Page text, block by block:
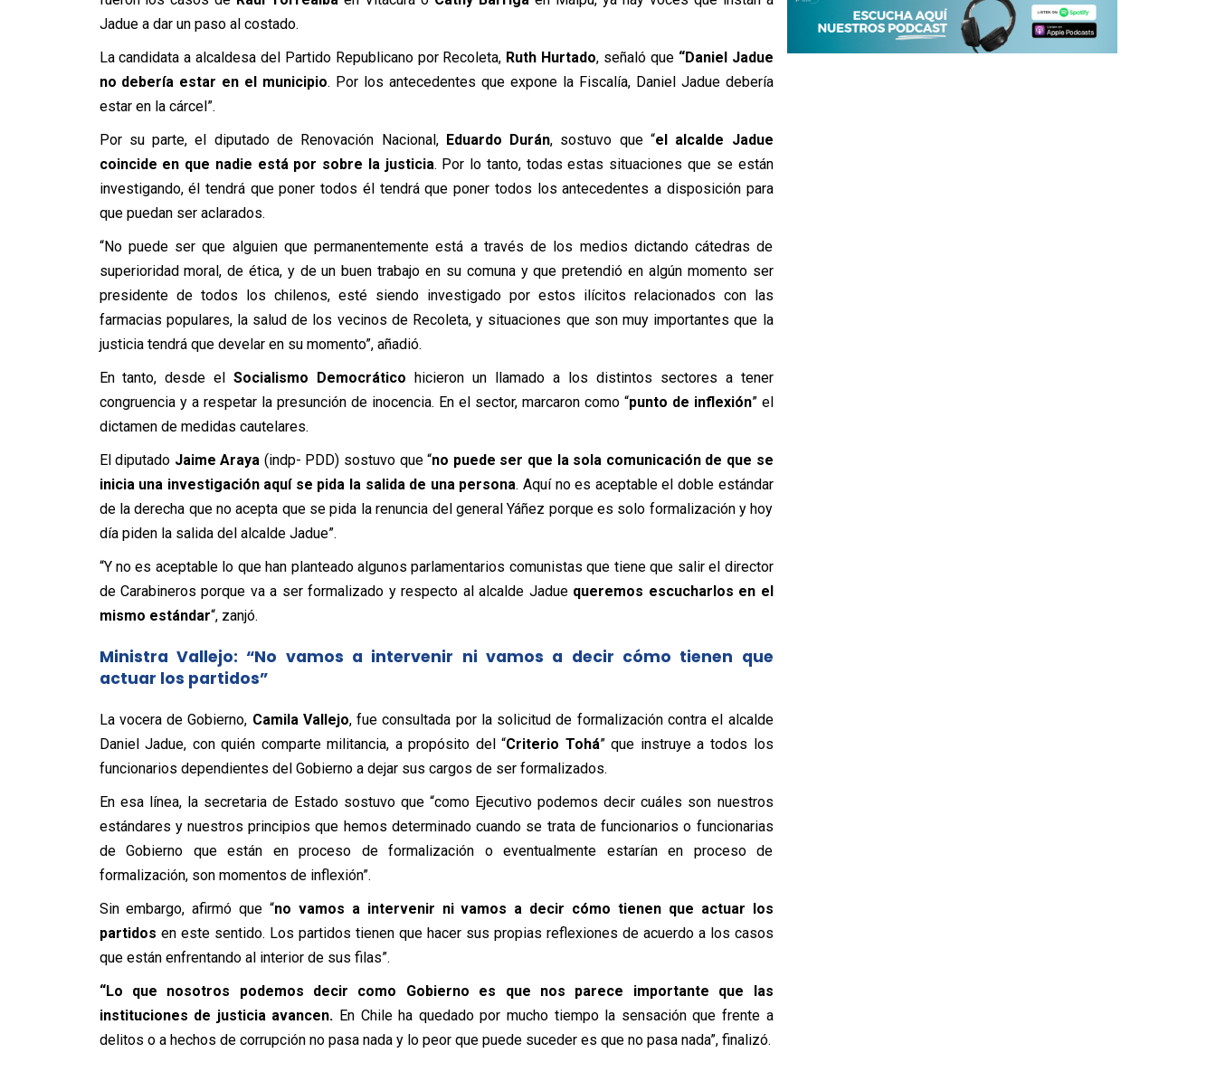
Jadue a dar un paso al costado.
La candidata a alcaldesa del Partido Republicano por Recoleta, Ruth Hurtado, señaló que “Daniel Jadue
no debería estar en el municipio. Por los antecedentes que expone la Fiscalía, Daniel Jadue debería
estar en la cárcel”.
Por su parte, el diputado de Renovación Nacional, Eduardo Durán, sostuvo que “el alcalde Jadue
coincide en que nadie está por sobre la justicia. Por lo tanto, todas estas situaciones que se están
investigando, él tendrá que poner todos él tendrá que poner todos los antecedentes a disposición para
que puedan ser aclarados.
“No puede ser que alguien que permanentemente está a través de los medios dictando cátedras de
superioridad moral, de ética, y de un buen trabajo en su comuna y que pretendió en algún momento ser
presidente de todos los chilenos, esté siendo investigado por estos ilícitos relacionados con las
farmacias populares, la salud de los vecinos de Recoleta, y situaciones que son muy importantes que la
justicia tendrá que develar en su momento”, añadió.
En tanto, desde elSocialismo Democrático hicieron un llamado a los distintos sectores a tener
congruencia y a respetar la presunción de inocencia. En el sector, marcaron como “punto de inflexión” el
dictamen de medidas cautelares.
El diputado Jaime Araya (indp- PDD) sostuvo que “no puede ser que la sola comunicación de que se
inicia una investigación aquí se pida la salida de una persona. Aquí no es aceptable el doble estándar
de la derecha que no acepta que se pida la renuncia del general Yáñez porque es solo formalización y hoy
día piden la salida del alcalde Jadue”.
“Y no es aceptable lo que han planteado algunos parlamentarios comunistas que tiene que salir el director
de Carabineros porque va a ser formalizado y respecto al alcalde Jadue queremos escucharlos en el
mismo estándar“, zanjó.
Ministra Vallejo: “No vamos a intervenir ni vamos a decir cómo tienen que
actuar los partidos”
La vocera de Gobierno, Camila Vallejo, fue consultada por la solicitud de formalización contra el alcalde
Daniel Jadue, con quién comparte militancia, a propósito del “Criterio Tohá” que instruye a todos los
funcionarios dependientes del Gobierno a dejar sus cargos de ser formalizados.
En esa línea, la secretaria de Estado sostuvo que “como Ejecutivo podemos decir cuáles son nuestros
estándares y nuestros principios que hemos determinado cuando se trata de funcionarios o funcionarias
de Gobierno que están en proceso de formalización o eventualmente estarían en proceso de
formalización, son momentos de inflexión”.
Sin embargo, afirmó que “no vamos a intervenir ni vamos a decir cómo tienen que actuar los
partidos en este sentido. Los partidos tienen que hacer sus propias reflexiones de acuerdo a los casos
que están enfrentando al interior de sus filas”.
“Lo que nosotros podemos decir como Gobierno es que nos parece importante que las
instituciones de justicia avancen. En Chile ha quedado por mucho tiempo la sensación que frente a
delitos o a hechos de corrupción no pasa nada y lo peor que puede suceder es que no pasa nada”, finalizó.